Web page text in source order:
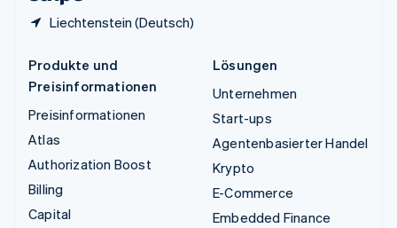
Liechtenstein (Deutsch)
Produkte und
Preisinformationen
Preisinformationen
Atlas
Authorization Boost
Billing
Capital
Lösungen
Unternehmen
Start-ups
Agentenbasierter Handel
Krypto
E-Commerce
Embedded Finance